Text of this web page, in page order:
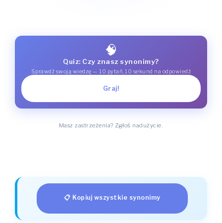
🧠
Quiz: Czy znasz synonimy?
Sprawdź swoją wiedzę — 10 pytań, 10 sekund na odpowiedź
Graj!
Masz zastrzeżenia? Zgłoś nadużycie.
📋 Kopiuj wszystkie synonimy